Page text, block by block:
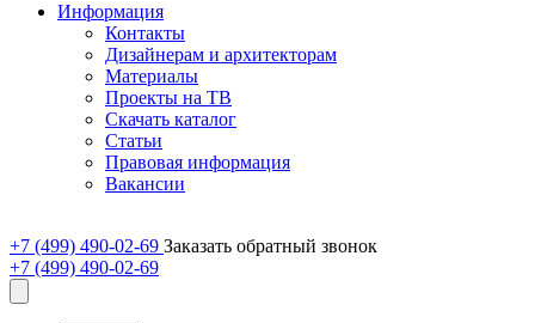
Информация
Контакты
Дизайнерам и архитекторам
Материалы
Проекты на ТВ
Скачать каталог
Статьи
Правовая информация
Вакансии
+7 (499) 490-02-69 Заказать обратный звонок
+7 (499) 490-02-69